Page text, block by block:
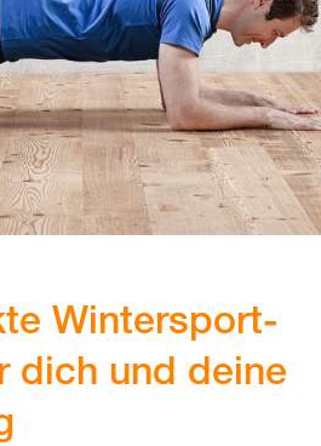
Wintersport-
dich und deine